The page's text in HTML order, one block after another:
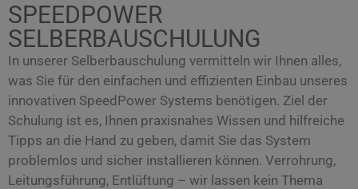
SPEEDPOWER
SELBERBAUSCHULUNG
In unserer Selberbauschulung vermitteln wir Ihnen alles,
was Sie für den einfachen und effizienten Einbau unseres
innovativen SpeedPower Systems benötigen. Ziel der
Schulung ist es, Ihnen praxisnahes Wissen und hilfreiche
Tipps an die Hand zu geben, damit Sie das System
problemlos und sicher installieren können. Verrohrung,
Leitungsführung, Entlüftung – wir lassen kein Thema